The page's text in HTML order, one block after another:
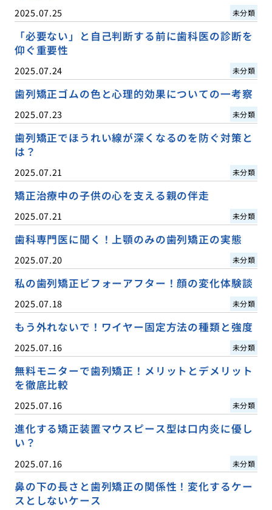
2025.07.25 未分類
「必要ない」と自己判断する前に歯科医の診断を
仰ぐ重要性
2025.07.24 未分類
歯列矯正ゴムの色と心理的効果についての一考察
2025.07.23 未分類
歯列矯正でほうれい線が深くなるのを防ぐ対策と
は？
2025.07.21 未分類
矯正治療中の子供の心を支える親の伴走
2025.07.21 未分類
歯科専門医に聞く！上顎のみの歯列矯正の実態
2025.07.20 未分類
私の歯列矯正ビフォーアフター！顔の変化体験談
2025.07.18 未分類
もう外れないで！ワイヤー固定方法の種類と強度
2025.07.16 未分類
無料モニターで歯列矯正！メリットとデメリット
を徹底比較
2025.07.16 未分類
進化する矯正装置マウスピース型は口内炎に優し
い？
2025.07.16 未分類
鼻の下の長さと歯列矯正の関係性！変化するケー
スとしないケース